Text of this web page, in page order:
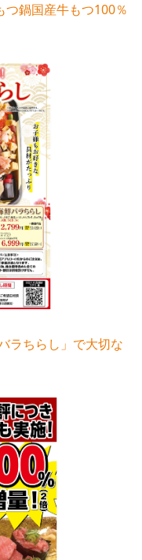
つ鍋国産牛もつ100％
ラちらし」で大切な